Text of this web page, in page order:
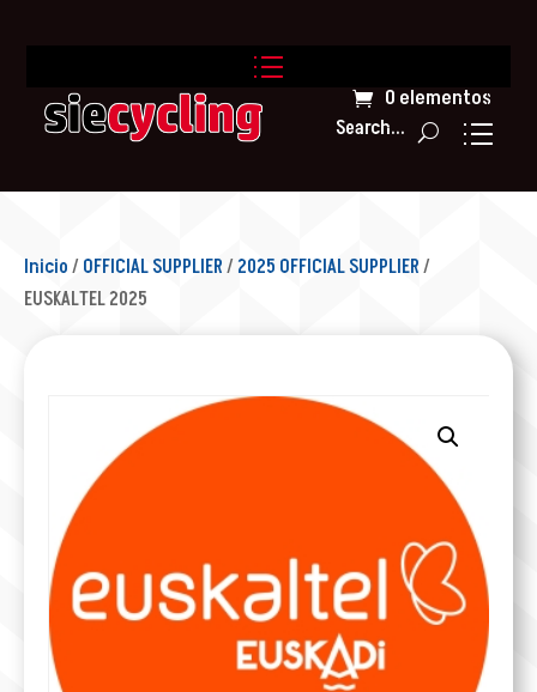
0 elementos
Search...
Inicio/ OFFICIAL SUPPLIER/2025 OFFICIAL SUPPLIER/
EUSKALTEL 2025